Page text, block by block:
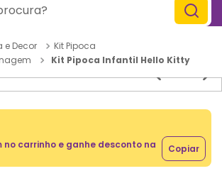
e Decor
Kit Pipoca
Kit Pipoca Infantil Hello Kitty
no carrinho e ganhe desconto na
Copiar